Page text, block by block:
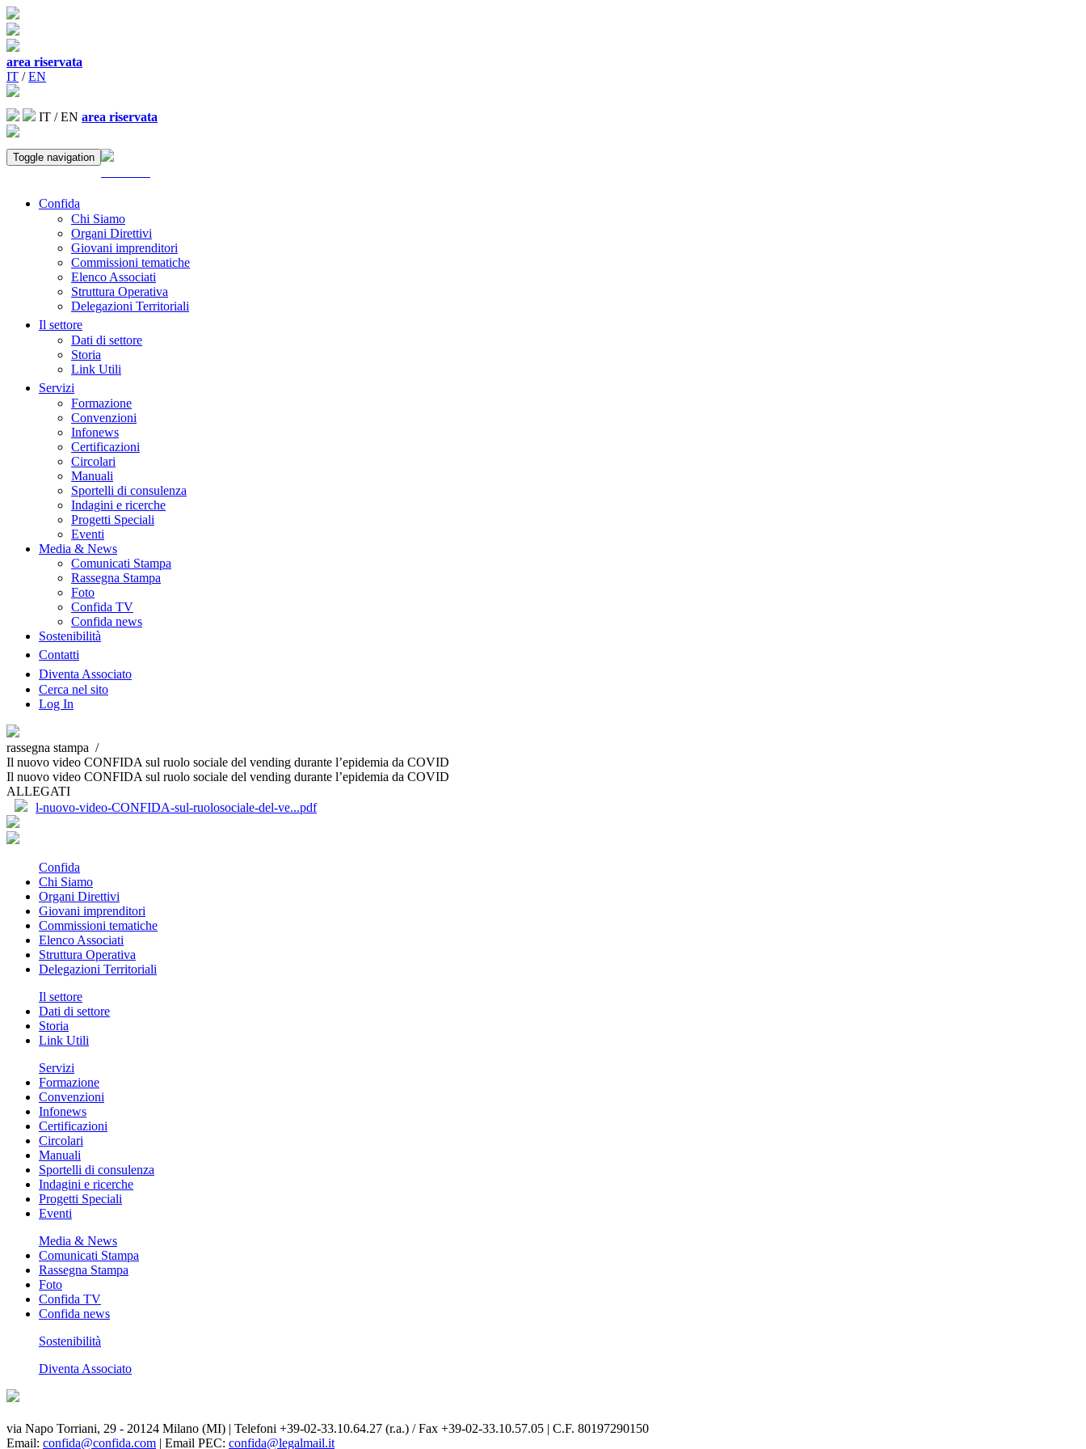
area riservata
IT /EN
IT /EN area riservata
Toggle navigation
Confida
Chi Siamo
Organi Direttivi
Giovani imprenditori
Commissioni tematiche
Elenco Associati
Struttura Operativa
Delegazioni Territoriali
Il settore
Dati di settore
Storia
Link Utili
Servizi
Formazione
Convenzioni
Infonews
Certificazioni
Circolari
Manuali
Sportelli di consulenza
Indagini e ricerche
Progetti Speciali
Eventi
Media & News
Comunicati Stampa
Rassegna Stampa
Foto
Confida TV
Confida news
Sostenibilità
Contatti
Diventa Associato
Cerca nel sito
Log In
rassegna stampa /
Il nuovo video CONFIDA sul ruolo sociale del vending durante l’epidemia da COVID
Il nuovo video CONFIDA sul ruolo sociale del vending durante l’epidemia da COVID
ALLEGATI
l-nuovo-video-CONFIDA-sul-ruolosociale-del-ve...pdf
Confida
Chi Siamo
Organi Direttivi
Giovani imprenditori
Commissioni tematiche
Elenco Associati
Struttura Operativa
Delegazioni Territoriali
Il settore
Dati di settore
Storia
Link Utili
Servizi
Formazione
Convenzioni
Infonews
Certificazioni
Circolari
Manuali
Sportelli di consulenza
Indagini e ricerche
Progetti Speciali
Eventi
Media & News
Comunicati Stampa
Rassegna Stampa
Foto
Confida TV
Confida news
Sostenibilità
Diventa Associato
via Napo Torriani, 29 - 20124 Milano (MI) | Telefoni +39-02-33.10.64.27 (r.a.) / Fax +39-02-33.10.57.05 | C.F. 80197290150
Email: confida@confida.com | Email PEC: confida@legalmail.it